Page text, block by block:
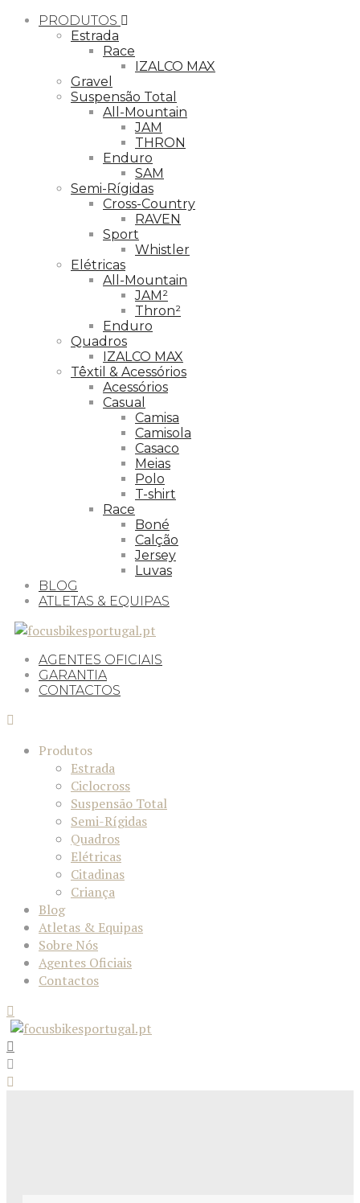
PRODUTOS
Estrada
Race
IZALCO MAX
Gravel
Suspensão Total
All-Mountain
JAM
THRON
Enduro
SAM
Semi-Rígidas
Cross-Country
RAVEN
Sport
Whistler
Elétricas
All-Mountain
JAM²
Thron²
Enduro
Quadros
IZALCO MAX
Têxtil & Acessórios
Acessórios
Casual
Camisa
Camisola
Casaco
Meias
Polo
T-shirt
Race
Boné
Calção
Jersey
Luvas
BLOG
ATLETAS & EQUIPAS
AGENTES OFICIAIS
GARANTIA
CONTACTOS
Produtos
Estrada
Ciclocross
Suspensão Total
Semi-Rígidas
Quadros
Elétricas
Citadinas
Criança
Blog
Atletas & Equipas
Sobre Nós
Agentes Oficiais
Contactos